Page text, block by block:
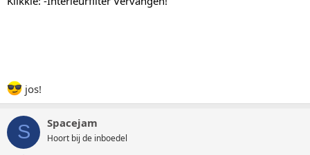
jos!
S Spacejam
Hoort bij de inboedel